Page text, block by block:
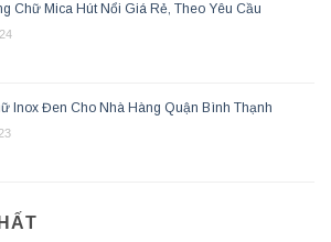
Chữ Mica Hút Nổi Giá Rẻ, Theo Yêu Cầu
Inox Đen Cho Nhà Hàng Quận Bình Thạnh